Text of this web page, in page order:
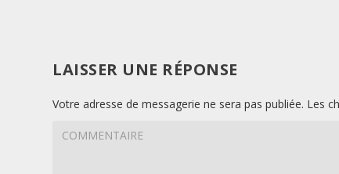
LAISSER UNE RÉPONSE
Votre adresse de messagerie ne sera pas publiée. Les